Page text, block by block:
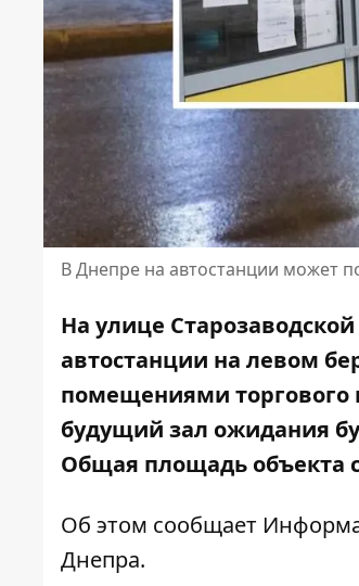
В Днепре на автостанции может
На улице
автостанции на левом
помещениями торгового
будущий зал ожидания
Общая площадь объекта
Об этом сообщает
Днепра.